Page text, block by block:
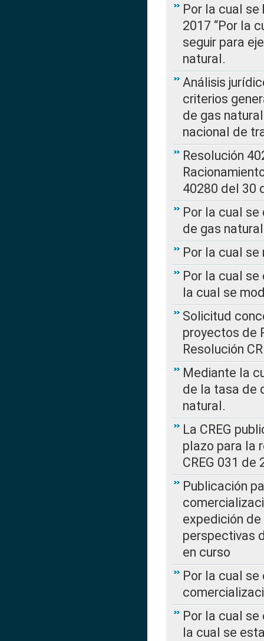
Por la cual se
2017 “Por la
seguir para
natural.
Análisis
criterios
de gas
nacional de
Resolución
40280 del 30
Por la cual
de gas natural
Por la cual se
Por la cual se
la cual se
Solicitud
proyectos de
Resolución
Mediante la
de la tasa de
natural.
La CREG
plazo para la
CREG 031 de
Publicación
expedición de
perspectivas
en curso
Por la cual
Por la cual se
la cual se